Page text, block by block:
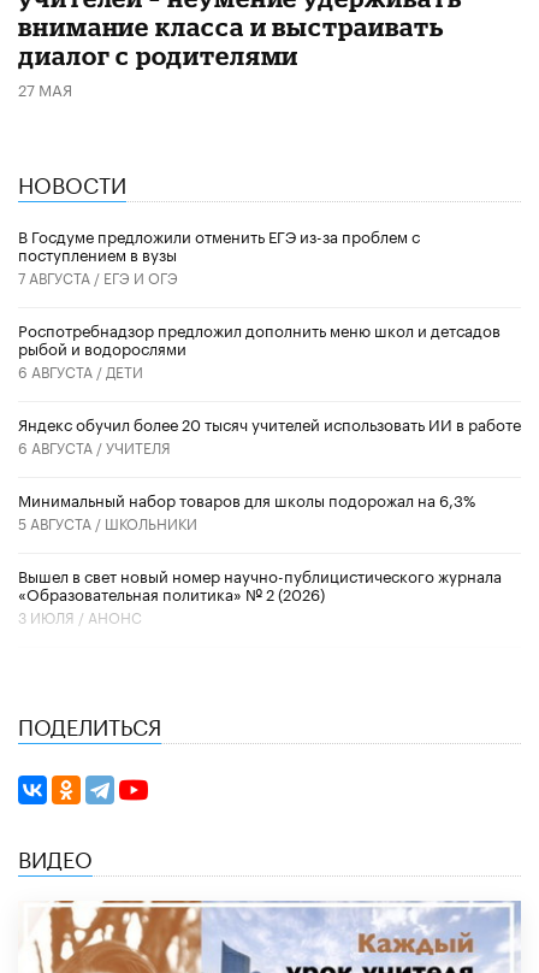
внимание класса и выстраивать
диалог с родителями
27 МАЯ
НОВОСТИ
В Госдуме предложили отменить ЕГЭ из-за проблем с
поступлением в вузы
7 АВГУСТА / ЕГЭ И ОГЭ
Роспотребнадзор предложил дополнить меню школ и детсадов
рыбой и водорослями
6 АВГУСТА / ДЕТИ
​Яндекс обучил более 20 тысяч учителей использовать ИИ в работе
6 АВГУСТА /УЧИТЕЛЯ
Минимальный набор товаров для школы подорожал на 6,3%
5 АВГУСТА / ШКОЛЬНИКИ
Вышел в свет новый номер научно-публицистического журнала
«Образовательная политика» № 2 (2026)
3 ИЮЛЯ / АНОНС
ПОДЕЛИТЬСЯ
ВИДЕО